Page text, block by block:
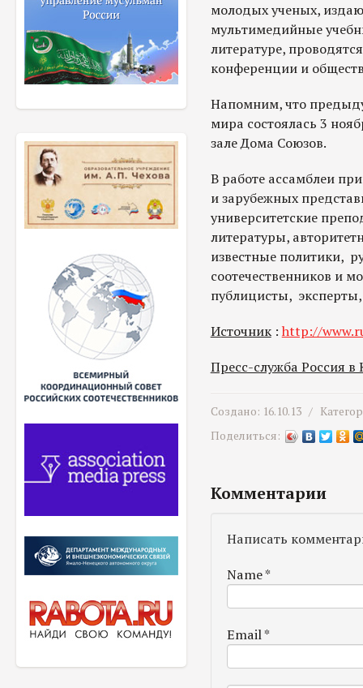
молодых ученых,
мультимедийные
литературе,
конференции и
Напомним, что
мира состоялась 3
зале Дома Союзов.
В работе ассамблеи
и зарубежных
университетские
литературы,
известные политики,
соотечественников и
публицисты,
Источник: http://
Пресс-служба Россия в
Создано: 16.10.13 /
Поделиться:
Комментарии
Написать
Name*
Email*